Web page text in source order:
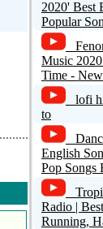
2020' Best
Popular
Music
Time -
lofi
to
English
Pop Songs
Radio |
Running,